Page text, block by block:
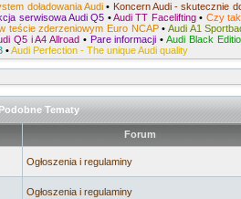
doładowania Audi • Koncern Audi - skutecznie
serwisowa Audi Q5 •Audi TT Facelifting• Czy
teście zderzeniowym Euro NCAP•Audi A1
Q5 i A4 Allroad • Pare informacji •Audi Black
•Audi Perfection - The unique Audi quality
Podobne Tematy
Forum
Ogłoszenia i regulaminy
Ogłoszenia i regulaminy